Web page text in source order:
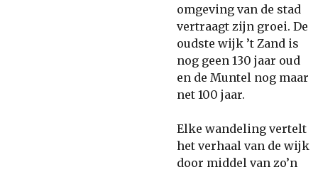
omgeving van de stad
vertraagt zijn groei. De
oudste wijk ’t Zand is
nog geen 130 jaar oud
en de Muntel nog maar
net 100 jaar.
Elke wandeling vertelt
het verhaal van de wijk
door middel van zo’n